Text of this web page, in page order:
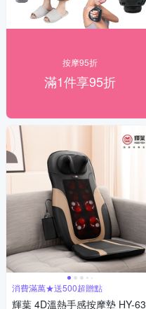
按摩95折
滿1件享95折
消費滿萬★送500超贈點
輝葉 4D溫熱手感按摩墊 HY-63